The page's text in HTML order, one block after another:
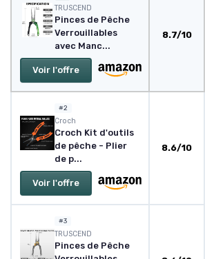
TRUSCEND
Pinces de Pêche
Verrouillables
avec Manc...
Voir l'offre
8.7/10
#2
Croch
Croch Kit d'outils
de pêche - Plier
de p...
Voir l'offre
8.6/10
#3
TRUSCEND
Pinces de Pêche